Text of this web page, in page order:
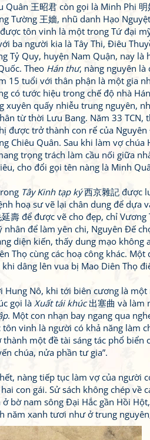
Quân 王昭君 còn gọi là Minh Phi
Tường 王嬙, nhũ danh Hạo
tôn vinh là một trong Tứ đại
ba người kia là Tây Thi, Điêu
Tỷ Quy, huyện Nam Quận, nay là
Theo Hán thư, nàng nguyên là
15 tuổi với thân phận là một gia
có tước hiệu trong chế độ nhà
xuyên quấy nhiễu trung nguyên,
từ thời Lưu Bang. Năm 33
được trở thành con rể của
Chiêu Quân. Sau khi làm vợ
trọng trách làm cầu nối giữa
cho đổi gọi tên nàng là Minh
Tây Kinh tạp ký西京雜記 được
hoạ sư vẽ lại chân dung để dựa
壽 để được vẽ cho đẹp, chỉ
nhân để làm yên chi, Nguyên Đế
diện kiến, thấy dung mạo
Thọ cùng các hoạ công khác.
dâng lên vua bị Mao Diên Thọ
Hung Nô, khi tới biên cương là
gọi là Xuất tái khúc出塞曲 và làm
. Một con nhạn bay ngang qua
vinh là người có khả năng làm
một đề tài sáng tác phổ biển
chúa, nửa phần tư gia”.
nàng tiếp tục làm vợ của
con gái. Sử sách không chép về
bờ nam sông Đại Hắc gần Hồi
năm xanh tươi như ở trung